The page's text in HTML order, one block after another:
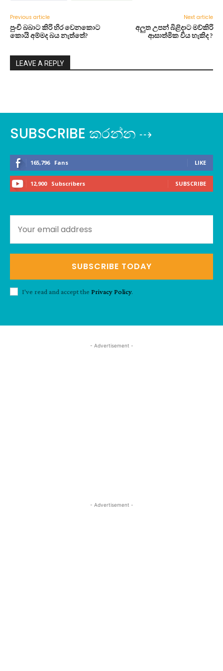
Previous article
පුංචි බබාට කිරි හිර වෙනකොට
කොයි අම්මද බය නැත්තේ?
Next article
අලුත උපන් බිළිදාට මව්කිරි
ආසාත්මික විය හැකිද ?
LEAVE A REPLY
SUBSCRIBE කරන්න ⇢
165,796 Fans LIKE
12,900 Subscribers SUBSCRIBE
SUBSCRIBE TODAY
I've read and accept the Privacy Policy.
- Advertisement -
- Advertisement -